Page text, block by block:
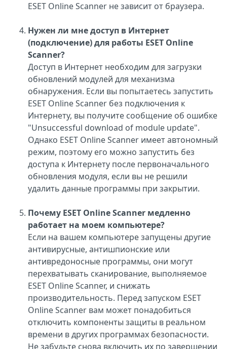
ESET Online Scanner не зависит от браузера.
Нужен ли мне доступ в Интернет
(подключение) для работы ESET Online
Scanner?
Доступ в Интернет необходим для загрузки
обновлений модулей для механизма
обнаружения. Если вы попытаетесь запустить
ESET Online Scanner без подключения к
Интернету, вы получите сообщение об ошибке
"Unsuccessful download of module update".
Однако ESET Online Scanner имеет автономный
режим, поэтому его можно запустить без
доступа к Интернету после первоначального
обновления модуля, если вы не решили
удалить данные программы при закрытии.
Почему ESET Online Scanner медленно
работает на моем компьютере?
Если на вашем компьютере запущены другие
антивирусные, антишпионские или
антивредоносные программы, они могут
перехватывать сканирование, выполняемое
ESET Online Scanner, и снижать
производительность. Перед запуском ESET
Online Scanner вам может понадобиться
отключить компоненты защиты в реальном
времени в других программах безопасности.
Не забудьте снова включить их по завершении